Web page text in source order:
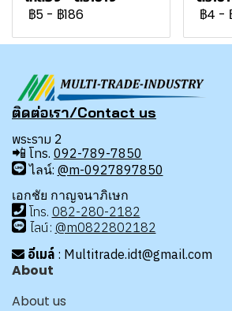
฿5 - ฿186 ฿4 -
ติดต่อเรา/Contact us
พระราม 2
📲 โทร. 092-789-7850
ไลน์: @m-0927897850
เอกชัย กาญจนาภิเษก
โทร. 082-280-2182
ไลน์: @m0822802182
อีเมล์ : Multitrade.idt@gmail.com
About
About us